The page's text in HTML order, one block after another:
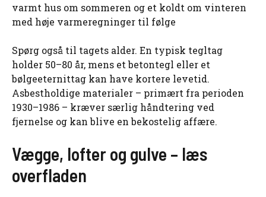
varmt hus om sommeren og et koldt om vinteren
med høje varmeregninger til følge
Spørg også til tagets alder. En typisk tegltag
holder 50–80 år, mens et betontegl eller et
bølgeeternittag kan have kortere levetid.
Asbestholdige materialer – primært fra perioden
1930–1986 – kræver særlig håndtering ved
fjernelse og kan blive en bekostelig affære.
Vægge, lofter og gulve – læs
overfladen